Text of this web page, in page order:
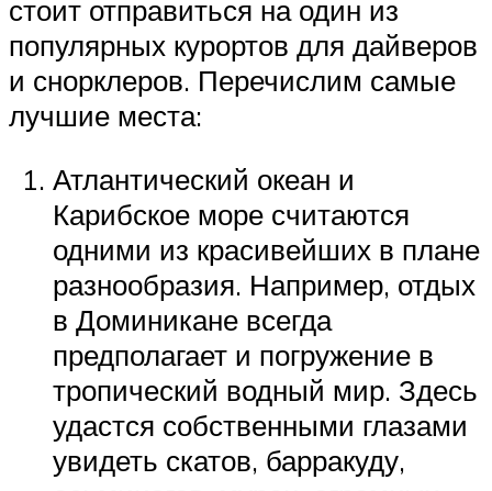
стоит отправиться на один из
популярных курортов для дайверов
и снорклеров. Перечислим самые
лучшие места:
Атлантический океан и
Карибское море считаются
одними из красивейших в плане
разнообразия. Например, отдых
в Доминикане всегда
предполагает и погружение в
тропический водный мир. Здесь
удастся собственными глазами
увидеть скатов, барракуду,